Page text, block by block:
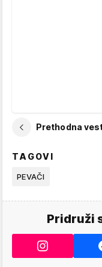
Prethodna
TAGOVI
PEVAČI
Pridruži